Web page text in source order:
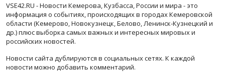
VSE42.RU - Новости Кемерова, Кузбасса, России и мира - это
информация о событиях, происходящих в городах Кемеровской
области (Кемерово, Новокузнецк, Белово, Ленинск-Кузнецкий и
др.) плюс выборка самых важных и интересных мировых и
российских новостей.
Новости сайта дублируются в социальных сетях. К каждой
новости можно добавить комментарий.